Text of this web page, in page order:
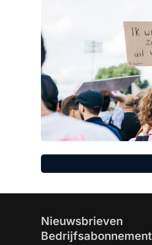
Nieuwsbrieven
Bedrijfsabonnement